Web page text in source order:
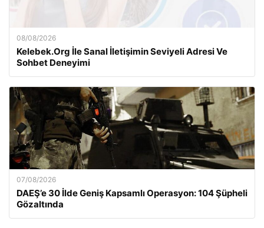
08/08/2026
Kelebek.Org İle Sanal İletişimin Seviyeli Adresi Ve
Sohbet Deneyimi
07/08/2026
DAEŞ’e 30 İlde Geniş Kapsamlı Operasyon: 104 Şüpheli
Gözaltında